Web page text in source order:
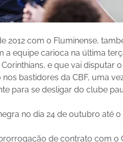
2012 com o Fluminense,
equipe carioca na última
e que vai disputar
bastidores da CBF, uma
para se desligar do clube
no dia 24 de outubro até
de contrato com o